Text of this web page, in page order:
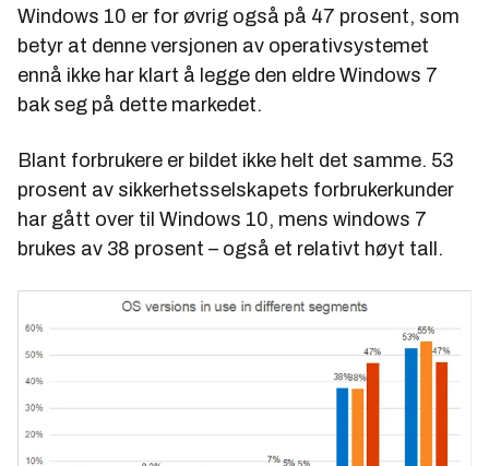
Windows 10 er for øvrig også på 47 prosent, som
betyr at denne versjonen av operativsystemet
ennå ikke har klart å legge den eldre Windows 7
bak seg på dette markedet.
Blant forbrukere er bildet ikke helt det samme. 53
prosent av sikkerhetsselskapets forbrukerkunder
har gått over til Windows 10, mens windows 7
brukes av 38 prosent – også et relativt høyt tall.